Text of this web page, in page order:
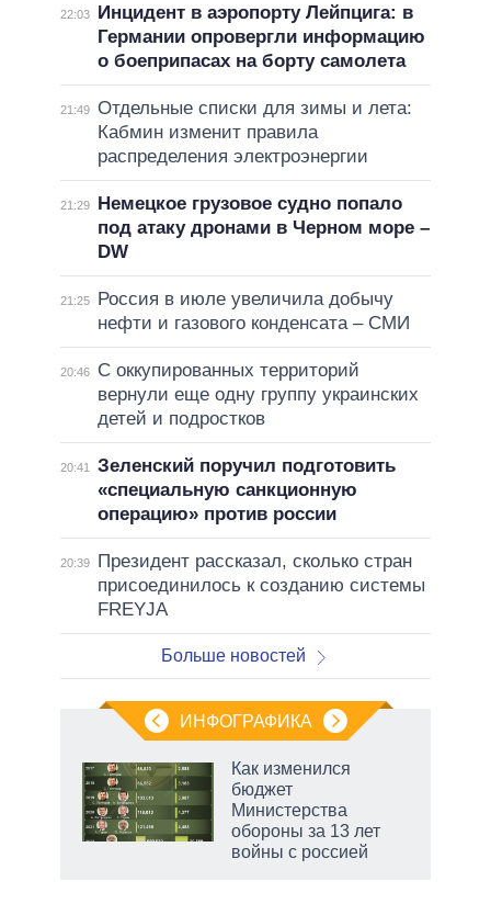
22:03
Инцидент в аэропорту Лейпцига: в
Германии опровергли информацию
о боеприпасах на борту самолета
21:49 Отдельные списки для зимы и лета:
Кабмин изменит правила
распределения электроэнергии
21:29
Немецкое грузовое судно попало
под атаку дронами в Черном море –
DW
21:25
Россия в июле увеличила добычу
нефти и газового конденсата – СМИ
20:46
С оккупированных территорий
вернули еще одну группу украинских
детей и подростков
20:41
Зеленский поручил подготовить
«специальную санкционную
операцию» против россии
20:39
Президент рассказал, сколько стран
присоединилось к созданию системы
FREYJA
Больше новостей
ИНФОГРАФИКА
Как изменился
бюджет
Министерства
обороны за 13 лет
войны с россией